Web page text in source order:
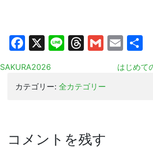
Facebook
X LineThreads
Gmail
Email
SAKURA2026
はじめて
カテゴリー: 全カテゴリー
コメントを残す